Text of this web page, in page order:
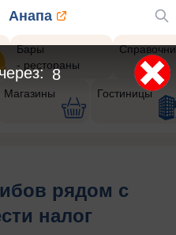
Анапа
Бары
- рестораны
Магазины Гостиницы
рядом с
налог
5